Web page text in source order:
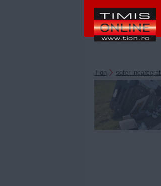
Tion sofer incarcerat